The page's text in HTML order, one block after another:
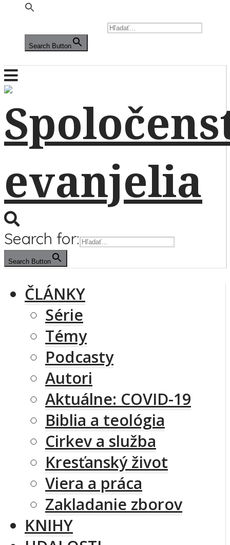
Search Button
Search for:
Search Button
ČLÁNKY
Série
Témy
Podcasty
Autori
Aktuálne: COVID-19
Biblia a teológia
Cirkev a služba
Kresťanský život
Viera a práca
Zakladanie zborov
KNIHY